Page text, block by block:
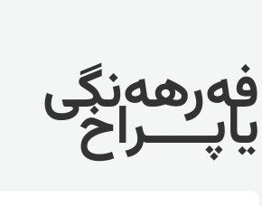
فەرهەنگی
یاپــــراخ